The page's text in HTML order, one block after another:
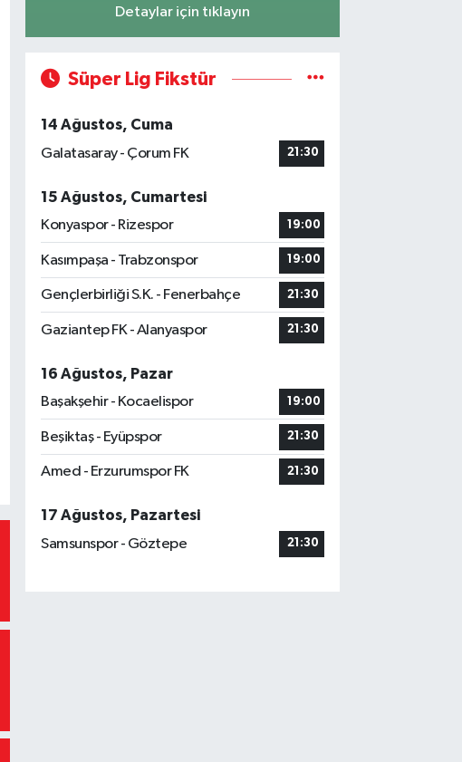
Detaylar için tıklayın
Süper Lig Fikstür
14 Ağustos, Cuma
Galatasaray - Çorum FK
21:30
15 Ağustos, Cumartesi
Konyaspor - Rizespor
19:00
Kasımpaşa - Trabzonspor 19:00
Gençlerbirliği S.K. - Fenerbahçe 21:30
Gaziantep FK - Alanyaspor 21:30
16 Ağustos, Pazar
Başakşehir - Kocaelispor
19:00
Beşiktaş - Eyüpspor 21:30
Amed - Erzurumspor FK 21:30
17 Ağustos, Pazartesi
Samsunspor - Göztepe
21:30